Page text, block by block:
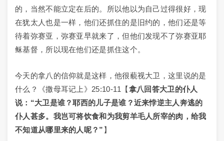
的，当然不能立定在后的。所以他以为自己过得很好，现
在犹太人也是一样，他们还抓住的是旧约的，他们还是等
待着弥赛亚，弥赛亚早就来了，但他们发现不了弥赛亚耶
稣基督，所以现在他们还是抓住这个。
今天的拿八的信仰就是这样，他很藐视大卫，这里说的是
什么？《撒母耳记上》25:10-11【拿八回答大卫的仆人
说：“大卫是谁？耶西的儿子是谁？近来悖逆主人奔逃的
仆人甚多。我岂可将饮食和为我剪羊毛人所宰的肉，给我
不知道从哪里来的人呢？” 】